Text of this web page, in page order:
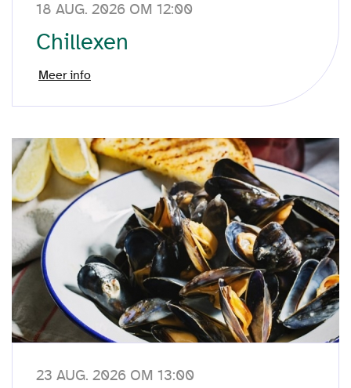
18 AUG. 2026 OM 12:00
Chillexen
Meer info
23 AUG. 2026 OM 13:00